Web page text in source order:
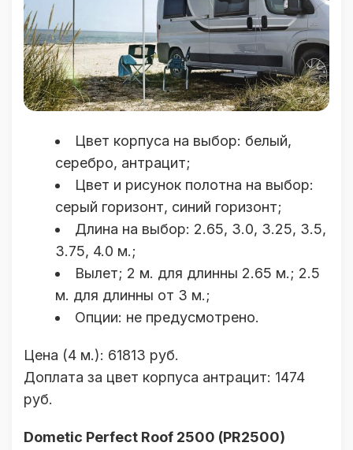
Цвет корпуса на выбор: белый,
серебро, антрацит;
Цвет и рисунок полотна на выбор:
серый горизонт, синий горизонт;
Длина на выбор: 2.65, 3.0, 3.25, 3.5,
3.75, 4.0 м.;
Вылет; 2 м. для длинны 2.65 м.; 2.5
м. для длинны от 3 м.;
Опции: не предусмотрено.
Цена (4 м.): 61813 руб.
Доплата за цвет корпуса антрацит: 1474
руб.
Dometic Perfect Roof 2500 (PR2500)